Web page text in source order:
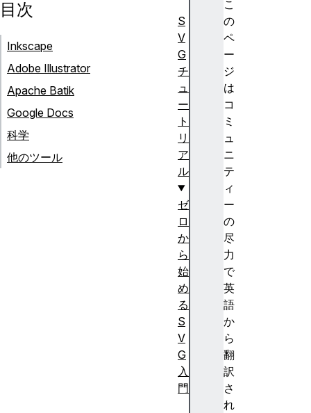
こ
の
ペ
ー
ジ
は
コ
ミ
ュ
ニ
テ
ィ
ー
の
尽
力
で
英
語
か
ら
翻
訳
さ
れ
目次
Inkscape
Adobe Illustrator
Apache Batik
Google Docs
科学
他のツール
S
V
G
チ
ュ
ー
ト
リ
ア
ル
ゼ
ロ
か
ら
始
め
る
S
V
G
入
門